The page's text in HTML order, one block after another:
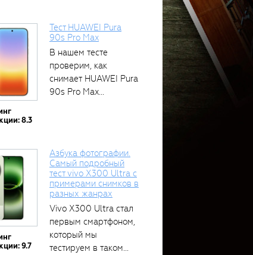
8.3
Тест HUAWEI Pura
90s Pro Max
В нашем тесте
проверим, как
снимает HUAWEI Pura
90s Pro Max...
9.7
Азбука фотографии.
Самый подробный
тест vivo X300 Ultra с
примерами снимков в
разных жанрах
Vivo X300 Ultra стал
первым смартфоном,
который мы
тестируем в таком...